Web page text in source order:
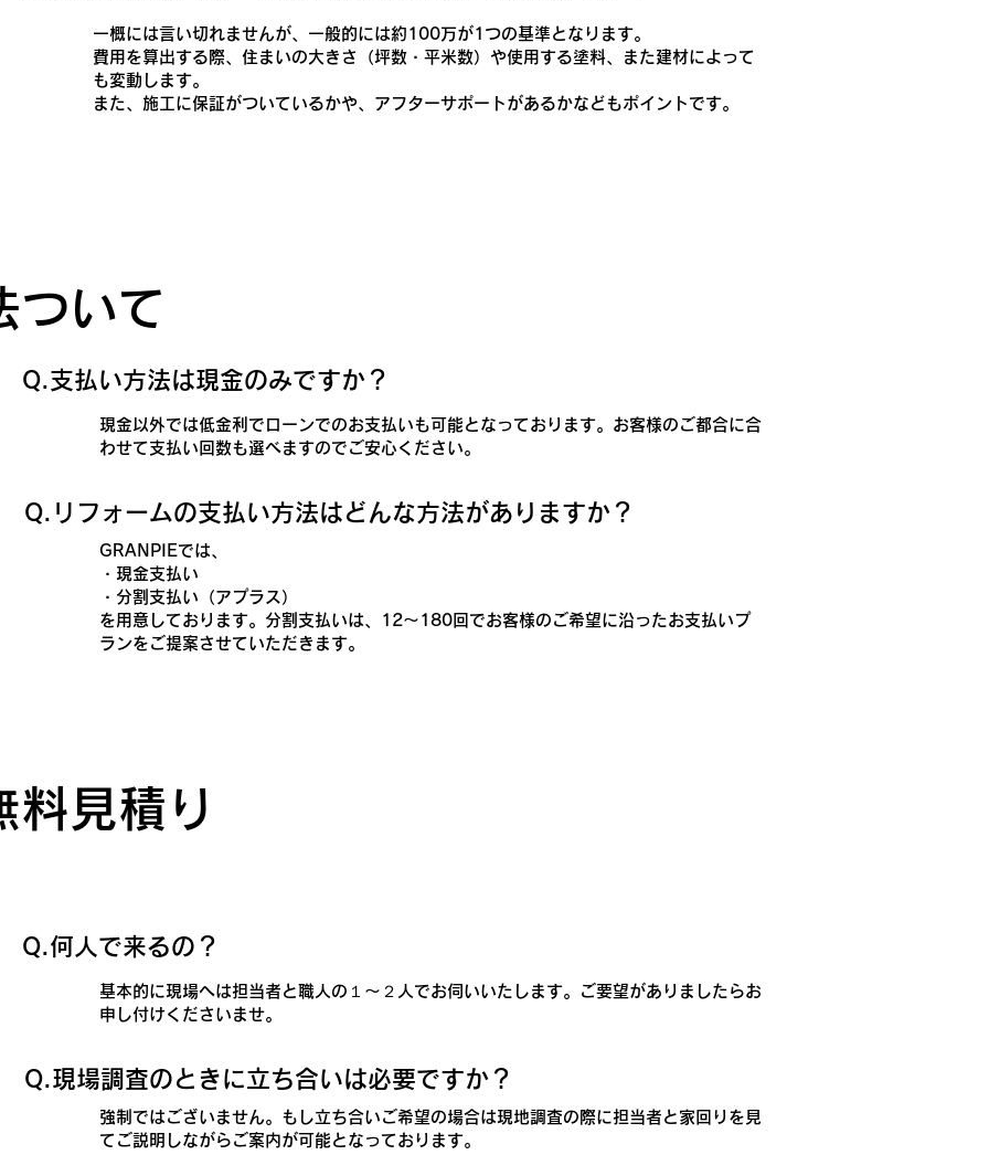
一概には言い切れませんが、一般的には約100万が1つの基準となります。
費用を算出する際、住まいの大きさ（坪数・平米数）や使用する塗料、また建材によって
も変動します。
また、施工に保証がついているかや、アフターサポートがあるかなどもポイントです。
ついて
​Q.支払い方法は現金のみですか？
現金以外では低金利でローンでのお支払いも可能となっております。お客様のご都合に合
わせて支払い回数も選べますのでご安心ください。
​Q.リフォームの支払い方法はどんな方法がありますか？
GRANPIEでは、
・現金支払い
・分割支払い（アプラス）
を用意しております。分割支払いは、12～180回でお客様のご希望に沿ったお支払いプ
ランをご提案させていただきます。
料見積り
​Q.何人で来るの？
基本的に現場へは担当者と職人の１～２人でお伺いいたします。ご要望がありましたらお
申し付けくださいませ。
​Q.現場調査のときに立ち合いは必要ですか？
強制ではございません。もし立ち合いご希望の場合は現地調査の際に担当者と家回りを見
てご説明しながらご案内が可能となっております。